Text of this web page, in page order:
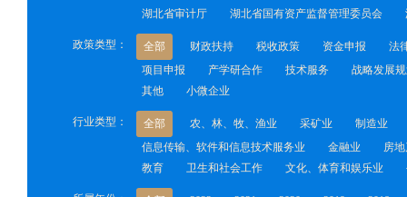
湖北省审计厅
湖北省国有资产监督管理委员会
政策类型： 全部 财政扶持 税收政策 资金申报
法
项目申报
产学研合作 技术服务
战略发展
其他
小微企业
行业类型： 全部 农、林、牧、渔业 采矿业
制造业
信息传输、软件和信息技术服务业
金融业
房
教育
卫生和社会工作 文化、体育和娱乐业